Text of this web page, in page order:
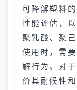
可降解塑料
性能评估，
聚乳酸、聚
使用时，需
解行为。对
价其耐候性